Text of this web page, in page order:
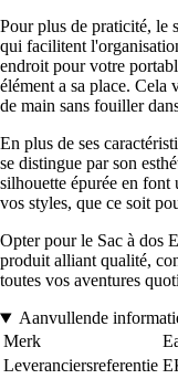
Pour plus de praticité, le
qui facilitent
endroit pour votre
élément a sa place. Cela
de main sans fouiller
En plus de ses
se distingue par son
silhouette épurée en font
vos styles, que ce soit
Opter pour le Sac à dos
produit alliant qualité,
toutes vos aventures
Aanvullende
Merk
Leveranciersreferentie